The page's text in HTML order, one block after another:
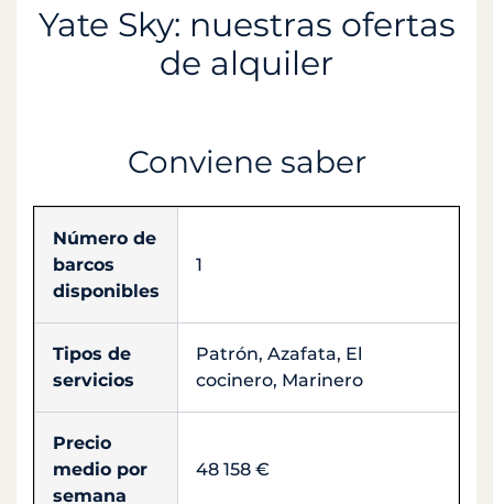
Yate Sky: nuestras ofertas
de alquiler
Conviene saber
Número de
barcos
disponibles
1
Tipos de
servicios
Patrón, Azafata, El
cocinero, Marinero
Precio
medio por
semana
48 158 €